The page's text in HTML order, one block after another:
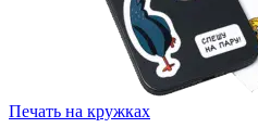
Печать на кружках